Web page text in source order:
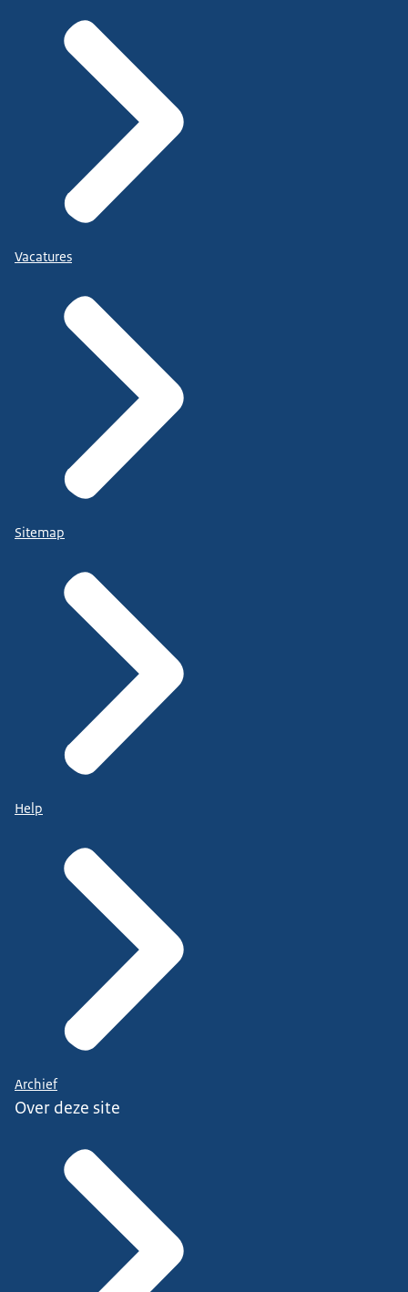
Vacatures
Sitemap
Help
Archief
Over deze site